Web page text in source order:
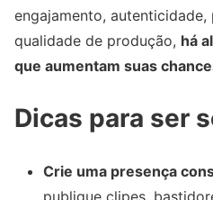
engajamento,
qualidade de produção, há
que aumentam suas
Dicas para ser
Crie uma presença
publique clipes,